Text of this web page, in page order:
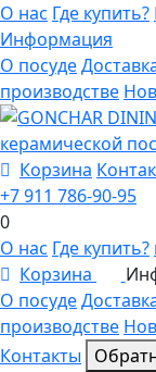
О нас Где купить?
Информация
О посуде
производстве
Корзина
+7 911 786-90-95
0
О нас Где купить?
Корзина
О посуде
производстве
Контакты